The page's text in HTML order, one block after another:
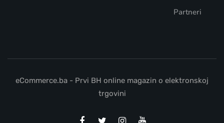
Partneri
eCommerce.ba - Prvi BH online magazin o elektronskoj
trgovini